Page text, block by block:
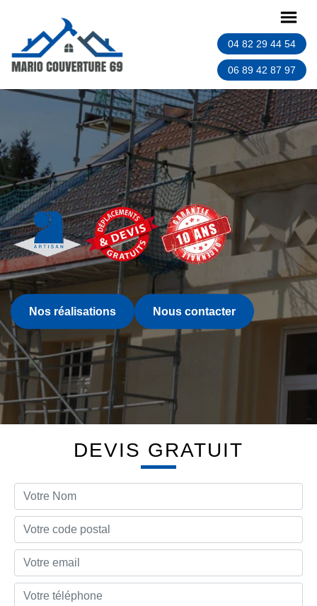
04 82 29 44 54
06 89 42 87 97
Nos réalisations Nous contacter
DEVIS GRATUIT